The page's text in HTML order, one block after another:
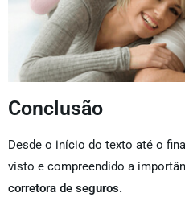
Conclusão
Desde o início do texto até o
visto e compreendido a
corretora de seguros.